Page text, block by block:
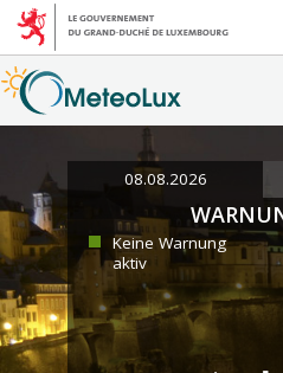
08.08.2026
Keine Warnung
aktiv